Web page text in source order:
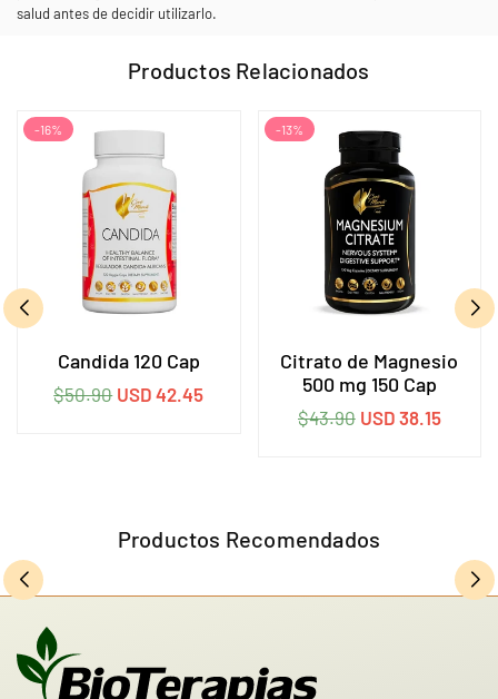
salud antes de decidir utilizarlo.
Productos Relacionados
-16%
Candida 120 Cap
Precio
$50.90 USD 42.45
-13%
Citrato de Magnesio
500 mg 150 Cap
Precio
$43.90 USD 38.15
Productos Recomendados